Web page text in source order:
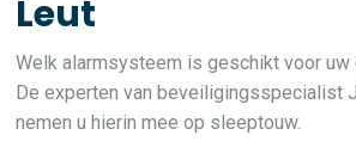
Leut
Welk alarmsysteem is geschikt voor uw
De experten van beveiligingsspecialist
nemen u hierin mee op sleeptouw.